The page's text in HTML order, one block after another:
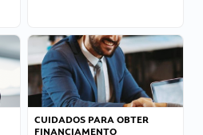
CUIDADOS PARA OBTER
FINANCIAMENTO